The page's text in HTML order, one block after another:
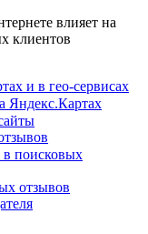
влияет на
клиентов
и в гео-сервисах
Яндекс.Картах
поисковых
отзывов